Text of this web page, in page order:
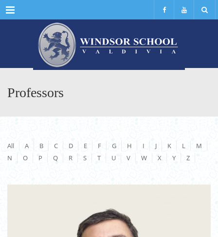
Menu
Professors
All A B C D E F G H I J K L
M
N
O P Q R S T U V W X Y Z